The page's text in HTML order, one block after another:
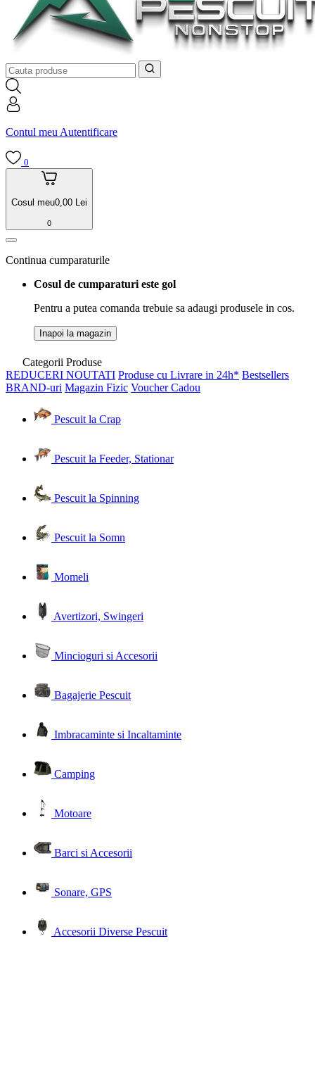
Contul meu Autentificare
0
Cosul meu0,00 Lei
0
Continua cumparaturile
Cosul de cumparaturi este gol
Pentru a putea comanda trebuie sa adaugi produsele in cos.
Inapoi la magazin
Categorii Produse
REDUCERI NOUTATI Produse cu Livrare in 24h* Bestsellers
BRAND-uri Magazin Fizic Voucher Cadou
Pescuit la Crap
Pescuit la Feeder, Stationar
Pescuit la Spinning
Pescuit la Somn
Momeli
Avertizori, Swingeri
Mincioguri si Accesorii
Bagajerie Pescuit
Imbracaminte si Incaltaminte
Camping
Motoare
Barci si Accesorii
Sonare, GPS
Accesorii Diverse Pescuit